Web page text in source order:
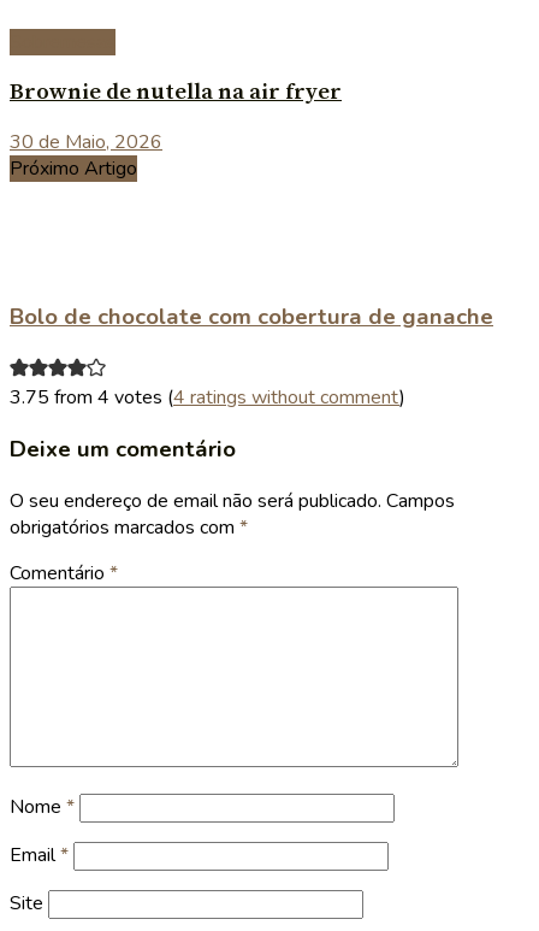
Brownie de nutella na air fryer
30 de Maio, 2026
Próximo Artigo
Bolo de chocolate com cobertura de ganache
3.75 from 4 votes (4 ratings without comment)
Deixe um comentário
O seu endereço de email não será publicado. Campos
obrigatórios marcados com *
Comentário *
Nome *
Email*
Site